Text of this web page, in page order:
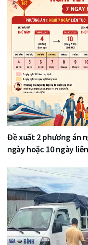
Đề xuất 2 phương án
ngày hoặc 10 ngày